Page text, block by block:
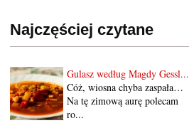
Najczęściej czytane
Gulasz według Magdy Gessl...
Cóż, wiosna chyba zaspała…
Na tę zimową aurę polecam
ro...